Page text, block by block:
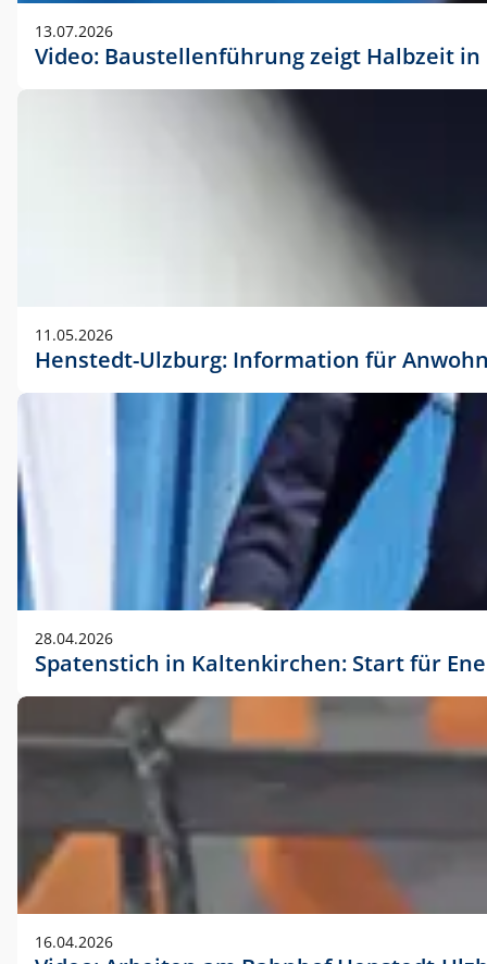
13.07.2026
Video: Baustellenführung zeigt Halbzeit
11.05.2026
Henstedt-Ulzburg: Information für
28.04.2026
Spatenstich in Kaltenkirchen: Start für
16.04.2026